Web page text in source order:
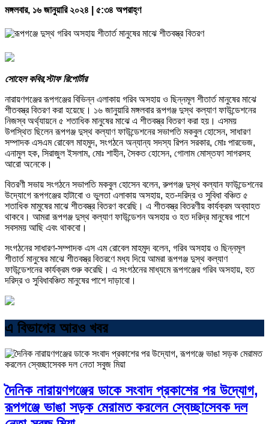
মঙ্গলবার, ১৬ জানুয়ারি ২০২৪ | ৫:৩৪ অপরাহ্ণ
সোহেল কবির,স্টাফ রিপোর্টার
নারায়ণগঞ্জের রূপগঞ্জের বিভিন্ন এলাকায় গরিব অসহায় ও ছিন্নমূল শীতার্ত মানুষের মাঝে
শীতবস্ত্র বিতরণ করা হয়েছে। ১৬ জানুয়ারি মঙ্গলবার রূপগঞ্জ দুস্থ কল্যাণ ফাউন্ডেশনের
নিজস্ব অর্থ্যায়নে ৫ শতাধিক মানুষের মাঝে এ শীতবস্ত্র বিতরণ করা হয়। এসময়
উপস্থিত ছিলেন রূপগঞ্জ দুস্থ কল্যাণ ফাউন্ডেশনের সভাপতি মকবুল হোসেন, সাধারণ
সম্পাদক এসএম রোবেল মাহমুদ, সংগঠনে অন্যান্য সদস্য রিপন সরকার, মোঃ পারভেজ,
এনামুল হক, সিরাজুল ইসলাম, মোঃ শাহীন, সৈকত হোসেন, গোলাম মোস্তফা সাগরসহ
আরো অনেকে।
বিতরণী সভায় সংগঠনে সভাপতি মকবুল হোসেন বলেন, রুপগঞ্জ দুস্থ কল্যান ফাউন্ডেশনের
উদ্যোগে রূপগঞ্জের হাটাবো ও ভুলতা এলাকায় অসহায়, হত-দরিদ্র ও সুবিধা বঞ্চিত ৫
শতাধিক মামুষের মাঝে শীতবস্ত্র বিতরণ করেছি। এ শীতবস্ত্র বিতরণীয় কার্যক্রম অব্যাহত
থাকবে। আমরা রূপগঞ্জ দুস্থ কল্যাণ ফাউন্ডেশন অসহায় ও হত দরিদ্র মানুষের পাশে
সবসময় আছি এবং থাকবো।
সংগঠনের সাধারণ-সম্পাদক এস এম রোবেল মাহমুদ বলেন, গরিব অসহায় ও ছিন্নমূল
শীতার্ত মানুষের মাঝে শীতবস্ত্র বিতরণে মধ্য দিয়ে আমরা রূপগঞ্জ দুস্থ কল্যাণ
ফাউন্ডেশনের কার্যক্রম শুরু করেছি। এ সংগঠনের মাধ্যমে রূপগঞ্জের গরিব অসহায়, হত
দরিদ্র ও সুবিধাবঞ্চিত মানুষের পাশে দাড়াবো।
এ বিভাগের আরও খবর
দৈনিক নারায়ণগঞ্জের ডাকে সংবাদ প্রকাশের পর উদ্যোগ,
রূপগঞ্জে ভাঙা সড়ক মেরামত করলেন স্বেচ্ছাসেবক দল